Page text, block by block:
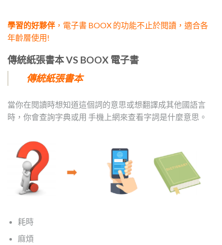
學習的好夥伴 ，電子書 BOOX 的功能不止於閱讀，適合各
年齡層使用!
傳統紙張書本 VS BOOX 電子書
傳統紙張書本
當你在閱讀時想知道這個詞的意思或想翻譯成其他國語言
時，你會查詢字典或用 手機上網來查看字詞是什麼意思。
耗時
麻煩